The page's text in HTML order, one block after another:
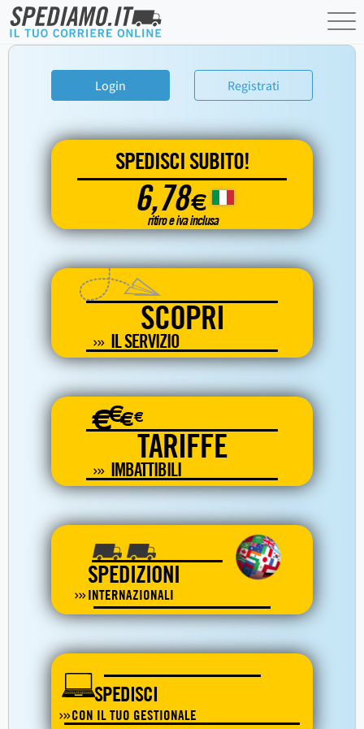
Login Registrati
SPEDISCI SUBITO!
6,78€
ritiro e iva inclusa
SCOPRI
IL SERVIZIO
€€€€
TARIFFE
IMBATTIBILI
SPEDIZIONI
INTERNAZIONALI
SPEDISCI
CON IL TUO GESTIONALE